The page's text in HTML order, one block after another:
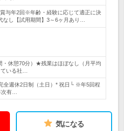
与年2回※年齢・経験に応じて適正に決
し【試用期間】3～6ヶ月あり…
・休憩70分）★残業はほぼなし（月平均
いる社…
週休2日制（土日）* 祝日└ ※年5回程
有…
気になる